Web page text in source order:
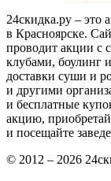
24скидка.ру – это
в Красноярске.
проводит акции с
клубами, боулинг
доставки суши и
и другими
и бесплатные
акцию,
и посещайте
© 2012 – 2026